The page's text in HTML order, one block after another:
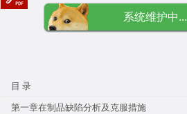
系统维护中...
目 录
第一章在制品缺陷分析及克服措施